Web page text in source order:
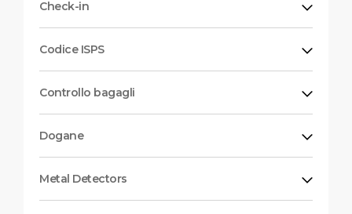
Check-in
Codice ISPS
Controllo bagagli
Dogane
Metal Detectors